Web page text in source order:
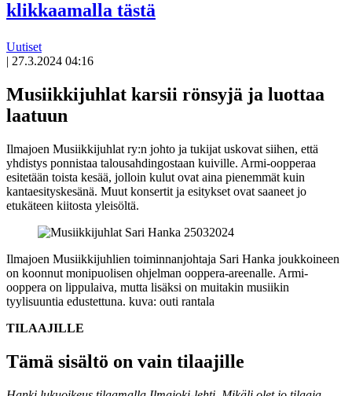
klikkaamalla tästä
Uutiset
| 27.3.2024 04:16
Musiikkijuhlat karsii rönsyjä ja luottaa
laatuun
Ilmajoen Musiikkijuhlat ry:n johto ja tukijat uskovat siihen, että
yhdistys ponnistaa talousahdingostaan kuiville. Armi-oopperaa
esitetään toista kesää, jolloin kulut ovat aina pienemmät kuin
kantaesityskesänä. Muut konsertit ja esitykset ovat saaneet jo
etukäteen kiitosta yleisöltä.
Ilmajoen Musiikkijuhlien toiminnanjohtaja Sari Hanka joukkoineen
on koonnut monipuolisen ohjelman ooppera-areenalle. Armi-
ooppera on lippulaiva, mutta lisäksi on muitakin musiikin
tyylisuuntia edustettuna. kuva: outi rantala
TILAAJILLE
Tämä sisältö on vain tilaajille